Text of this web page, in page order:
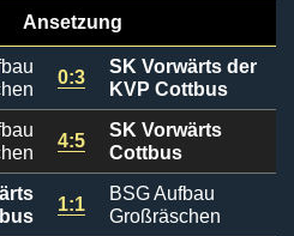
Ansetzung
0:3
SK Vorwärts der
KVP Cottbus
4:5
SK Vorwärts
Cottbus
1:1
BSG Aufbau
Großräschen